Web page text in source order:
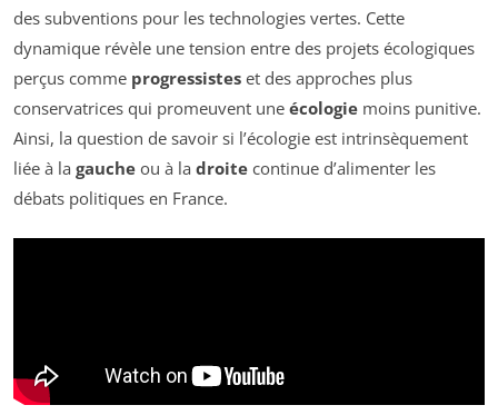
des subventions pour les technologies vertes. Cette
dynamique révèle une tension entre des projets écologiques
perçus comme progressistes et des approches plus
conservatrices qui promeuvent une écologie moins punitive.
Ainsi, la question de savoir si l’écologie est intrinsèquement
liée à la gauche ou à la droite continue d’alimenter les
débats politiques en France.